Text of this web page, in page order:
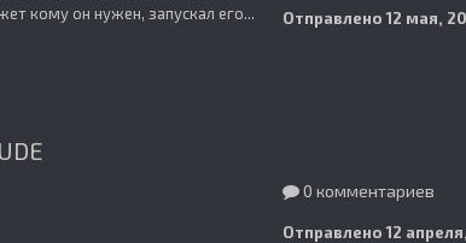
кому он нужен, запускал его...
Отправлено12 мая,
0 комментариев
Отправлено12